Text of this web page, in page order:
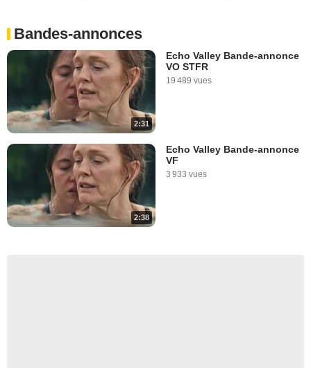
Bandes-annonces
2:31
Echo Valley Bande-annonce
VO STFR
19 489 vues
2:38
Echo Valley Bande-annonce
VF
3 933 vues